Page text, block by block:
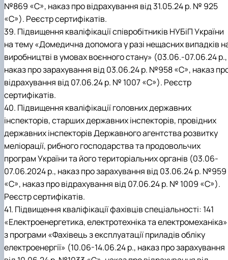
№869 «С», наказ про відрахування від 31.05.24 р. № 925
«С»). Реєстр сертифікатів.
39. Підвищення кваліфікації співробітників НУБіП України
на тему «Домедична допомога у разі нещасних випадків
виробництві в умовах воєнного стану» (03.06.-07.06.24 р.,
наказ про зарахування від 03.06.24 р. №958 «С», наказ
відрахування від 07.06.24 р. № 1007 «С»). Реєстр
сертифікатів.
40. Підвищення кваліфікації головних державних
інспекторів, старших державних інспекторів, провідних
державних інспекторів Державного агентства розвитку
меліорації, рибного господарства та продовольчих
програм України та його територіальних органів (03.06-
07.06.2024 р., наказ про зарахування від 03.06.24 р. №959
«С», наказ про відрахування від 07.06.24 р. № 1009 «С»).
Реєстр сертифікатів.
41. Підвищення кваліфікації фахівців спеціальності: 141
«Електроенергетика, електротехніка та електромеханіка»
з програми «Фахівець з експлуатації приладів обліку
електроенергії» (10.06-14.06.24 р., наказ про зарахування